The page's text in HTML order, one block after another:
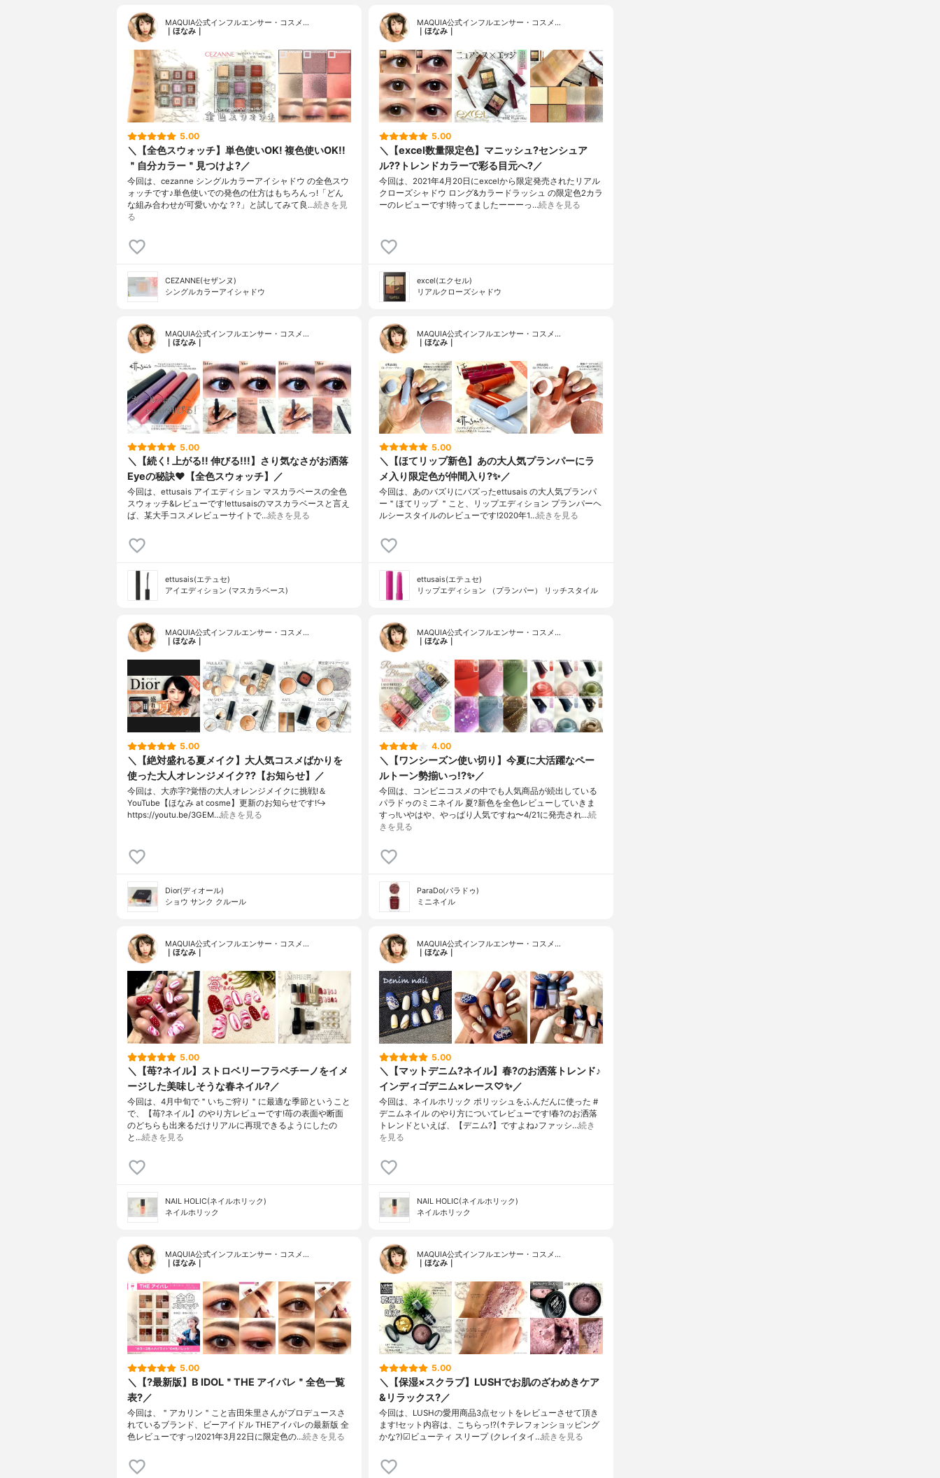
MAQUIA公式インフルエンサー・コスメ…
｜ほなみ｜
5.00
＼【全色スウォッチ】単色使いOK! 複色使いOK!!
＂自分カラー＂見つけよ?／
今回は、cezanne シングルカラーアイシャドウ の全色スウ
ォッチです♪単色使いでの発色の仕方はもちろんっ!「どん
な組み合わせが可愛いかな？?」と試してみて良…続きを見
る
CEZANNE(セザンヌ)
シングルカラーアイシャドウ
MAQUIA公式インフルエンサー・コスメ…
｜ほなみ｜
5.00
＼【excel数量限定色】マニッシュ?センシュア
ル??トレンドカラーで彩る目元へ?／
今回は、2021年4月20日にexcelから限定発売されたリアル
クローズシャドウ ロング&カラードラッシュ の限定色2カラ
ーのレビューです!待ってましたーーーっ…続きを見る
excel(エクセル)
リアルクローズシャドウ
MAQUIA公式インフルエンサー・コスメ…
｜ほなみ｜
5.00
＼【続く! 上がる!! 伸びる!!!】さり気なさがお洒落
Eyeの秘訣❤️【全色スウォッチ】／
今回は、ettusais アイエディション マスカラベースの全色
スウォッチ&レビューです!ettusaisのマスカラベースと言え
ば、某大手コスメレビューサイトで…続きを見る
ettusais(エテュセ)
アイエディション (マスカラベース)
MAQUIA公式インフルエンサー・コスメ…
｜ほなみ｜
5.00
＼【ほてリップ新色】あの大人気プランパーにラ
メ入り限定色が仲間入り?✨／
今回は、あのバズりにバズったettusais の大人気プランパ
ー＂ほてリップ ＂こと、リップエディション プランパーヘ
ルシースタイルのレビューです!2020年1…続きを見る
ettusais(エテュセ)
リップエディション （プランパー） リッチスタイル
MAQUIA公式インフルエンサー・コスメ…
｜ほなみ｜
5.00
＼【絶対盛れる夏メイク】大人気コスメばかりを
使った大人オレンジメイク??【お知らせ】／
今回は、大赤字?覚悟の大人オレンジメイクに挑戦!＆
YouTube【ほなみ at cosme】更新のお知らせです!↪︎
https://youtu.be/3GEM…続きを見る
Dior(ディオール)
ショウ サンク クルール
MAQUIA公式インフルエンサー・コスメ…
｜ほなみ｜
4.00
＼【ワンシーズン使い切り】今夏に大活躍なペー
ルトーン勢揃いっ!?✨／
今回は、コンビニコスメの中でも人気商品が続出している
パラドゥのミニネイル 夏?新色を全色レビューしていきま
すっ!いやはや、やっぱり人気ですね〜4/21に発売され…続
きを見る
ParaDo(パラドゥ)
ミニネイル
MAQUIA公式インフルエンサー・コスメ…
｜ほなみ｜
5.00
＼【苺?ネイル】ストロベリーフラペチーノをイメ
ージした美味しそうな春ネイル?／
今回は、4月中旬で＂いちご狩り＂に最適な季節ということ
で、【苺?ネイル】のやり方レビューです!苺の表面や断面
のどちらも出来るだけリアルに再現できるようにしたの
と…続きを見る
NAIL HOLIC(ネイルホリック)
ネイルホリック
MAQUIA公式インフルエンサー・コスメ…
｜ほなみ｜
5.00
＼【マットデニム?ネイル】春?のお洒落トレンド♪
インディゴデニム×レース♡✨／
今回は、ネイルホリック ポリッシュをふんだんに使った #
デニムネイル のやり方についてレビューです!春?のお洒落
トレンドといえば、【デニム?】ですよね♪ファッシ…続き
を見る
NAIL HOLIC(ネイルホリック)
ネイルホリック
MAQUIA公式インフルエンサー・コスメ…
｜ほなみ｜
5.00
＼【?最新版】B IDOL＂THE アイパレ＂全色一覧
表?／
今回は、＂アカリン＂こと吉田朱里さんがプロデュースさ
れているブランド、ビーアイドル THEアイパレの最新版 全
色レビューですっ!2021年3月22日に限定色の…続きを見る
MAQUIA公式インフルエンサー・コスメ…
｜ほなみ｜
5.00
＼【保湿×スクラブ】LUSHでお肌のざわめきケア
&リラックス?／
今回は、LUSHの愛用商品3点セットをレビューさせて頂き
ます!セット内容は、こちらっ!?(↑テレフォンショッピング
かな?)☑︎ビューティ スリープ (クレイタイ…続きを見る